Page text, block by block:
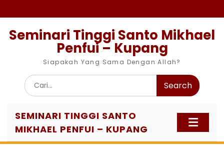
to
Seminari Tinggi Santo Mikhael
Penfui – Kupang
Siapakah Yang Sama Dengan Allah?
Search
for:
SEMINARI TINGGI SANTO
MIKHAEL PENFUI – KUPANG